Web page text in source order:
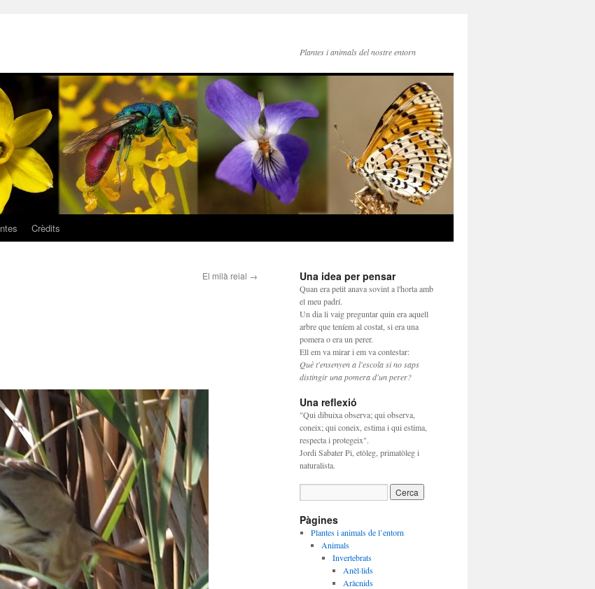
Plantes i animals del nostre entorn
Crèdits
El milà reial → Una idea per pensar
Quan era petit anava sovint a l'horta amb
el meu padrí.
Un dia li vaig preguntar quin era aquell
arbre que teníem al costat, si era una
pomera o era un perer.
Ell em va mirar i em va contestar:
Què t'ensenyen a l'escola si no saps
distingir una pomera d'un perer?
Una reflexió
"Qui dibuixa observa; qui observa,
coneix; qui coneix, estima i qui estima,
respecta i protegeix".
Jordi Sabater Pi, etòleg, primatòleg i
naturalista.
Pàgines
Plantes i animals de l’entorn
Animals
Invertebrats
Anèl·lids
Aràcnids